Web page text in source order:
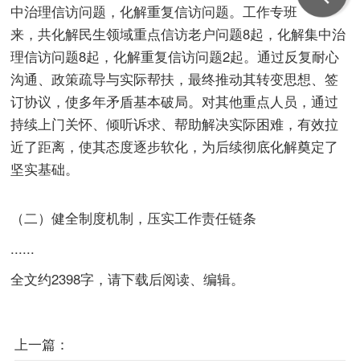
中治理信访问题，化解重复信访问题。工作专班成立以
来，共化解民生领域重点信访老户问题8起，化解集中治
理信访问题8起，化解重复信访问题2起。通过反复耐心
沟通、政策疏导与实际帮扶，最终推动其转变思想、签
订协议，使多年矛盾基本破局。对其他重点人员，通过
持续上门关怀、倾听诉求、帮助解决实际困难，有效拉
近了距离，使其态度逐步软化，为后续彻底化解奠定了
坚实基础。
（二）健全制度机制，压实工作责任链条
......
全文约2398字，请下载后阅读、编辑。
上一篇：